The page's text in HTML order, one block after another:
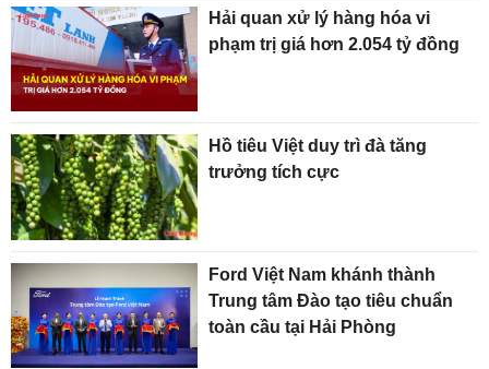
Hải quan xử lý hàng hóa vi
phạm trị giá hơn 2.054 tỷ đồng
Hồ tiêu Việt duy trì đà tăng
trưởng tích cực
Ford Việt Nam khánh thành
Trung tâm Đào tạo tiêu chuẩn
toàn cầu tại Hải Phòng